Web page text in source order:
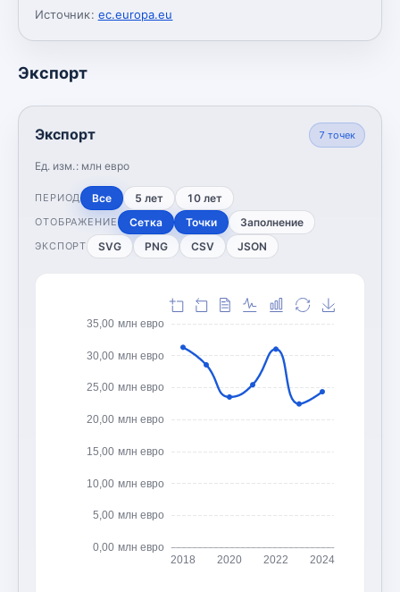
Источник: ec.europa.eu
Экспорт
Экспорт
Ед. изм.: млн евро
7 точек
ПЕРИОД Все 5 лет 10 лет
ОТОБРАЖЕНИЕ Сетка Точки Заполнение
ЭКСПОРТ SVG PNG CSV JSON
0,00 млн евро
5,00 млн евро
10,00 млн евро
15,00 млн евро
20,00 млн евро
25,00 млн евро
30,00 млн евро
35,00 млн евро
2018 2020 2022 2024